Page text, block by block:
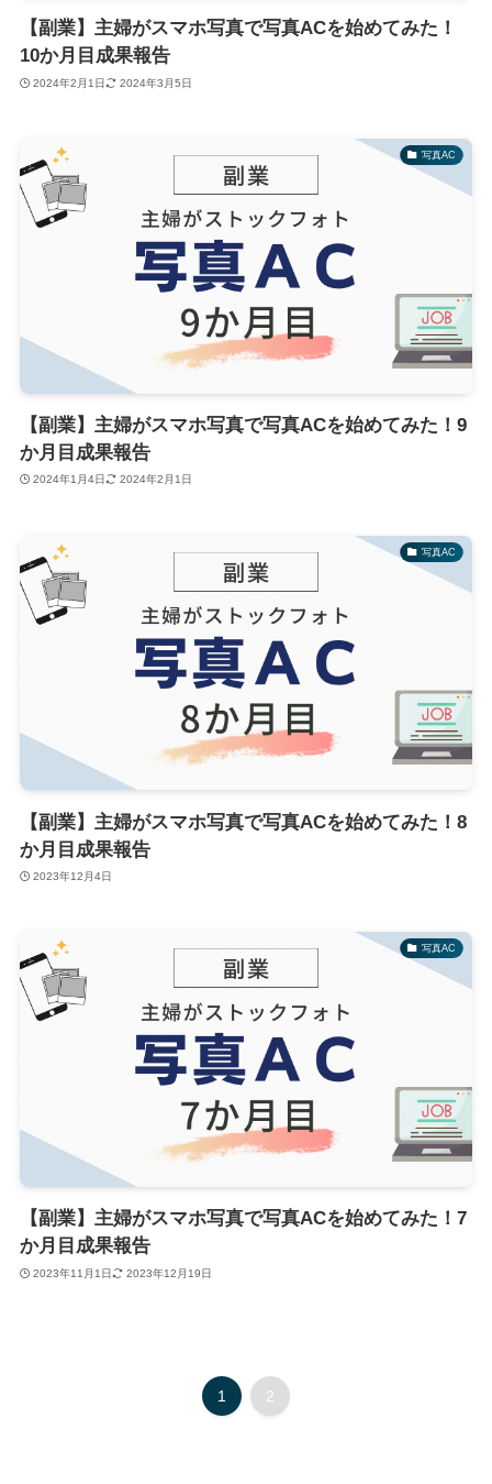
【副業】主婦がスマホ写真で写真ACを始めてみた！
10か月目成果報告
2024年2月1日 2024年3月5日
写真AC
【副業】主婦がスマホ写真で写真ACを始めてみた！9
か月目成果報告
2024年1月4日 2024年2月1日
写真AC
【副業】主婦がスマホ写真で写真ACを始めてみた！8
か月目成果報告
2023年12月4日
写真AC
【副業】主婦がスマホ写真で写真ACを始めてみた！7
か月目成果報告
2023年11月1日 2023年12月19日
1 2